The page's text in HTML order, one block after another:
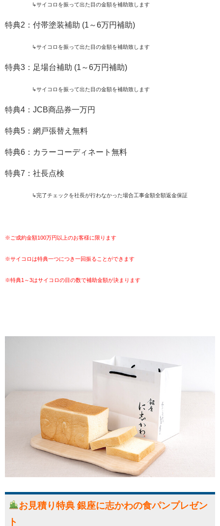
↳サイコロを振って出た目の金額を補助致します
特典2：付帯塗装補助 (1～6万円補助)
↳サイコロを振って出た目の金額を補助致します
特典3：足場台補助 (1～6万円補助)
↳サイコロを振って出た目の金額を補助致します
特典4：JCB商品券一万円
特典5：網戸張替え無料
特典6：カラーコーディネート無料
特典7：社長点検
↳完了チェックを社長が行わなかった場合工事金額全額返金保証
※ご成約金額100万円以上のお客様に限ります
※サイコロは特典一つにつき一回振ることができます
※特典1～3はサイコロの目の数で補助金額が決まります
お見積り特典 銀座に志かわの食パンプレゼン
ト